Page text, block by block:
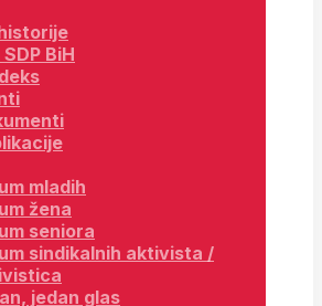
BiH
mladih
žena
seniora
sindikalnih aktivista /
jedan glas